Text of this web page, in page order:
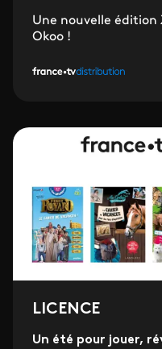
Une nouvelle édition
Okoo !
LICENCE
Un été pour jouer,